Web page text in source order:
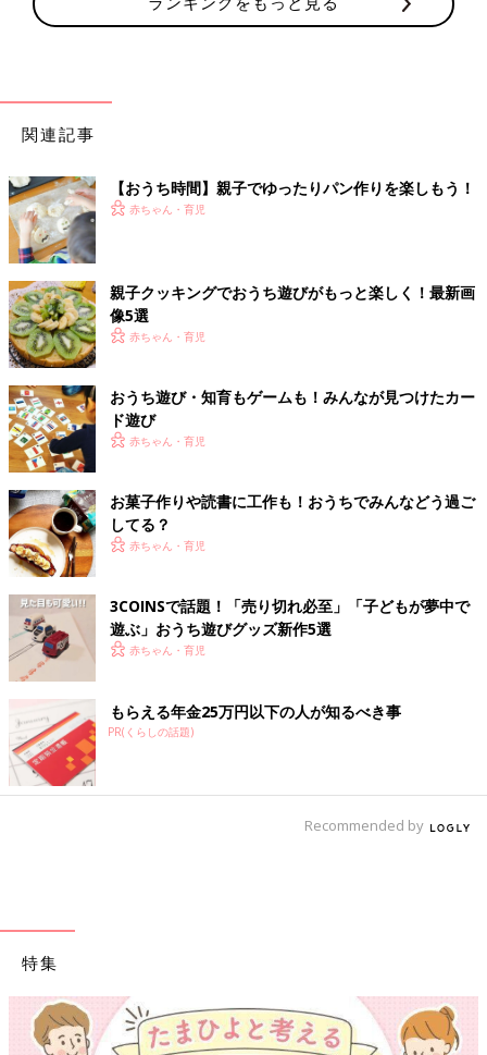
関連記事
【おうち時間】親子でゆったりパン作りを楽しもう！
赤ちゃん・育児
親子クッキングでおうち遊びがもっと楽しく！最新画
像5選
赤ちゃん・育児
おうち遊び・知育もゲームも！みんなが見つけたカー
ド遊び
赤ちゃん・育児
お菓子作りや読書に工作も！おうちでみんなどう過ご
してる？
赤ちゃん・育児
3COINSで話題！「売り切れ必至」「子どもが夢中で
遊ぶ」おうち遊びグッズ新作5選
赤ちゃん・育児
もらえる年金25万円以下の人が知るべき事
PR(くらしの話題)
Recommended by
特集
【ワクチン接種できるものも】妊婦の感染症対策、知ってお